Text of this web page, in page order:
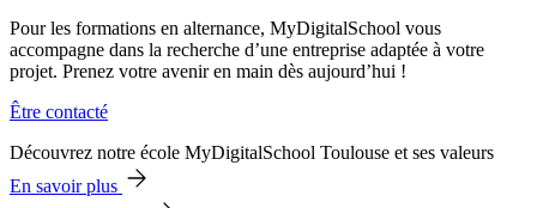
Pour les formations en alternance, MyDigitalSchool vous
accompagne dans la recherche d’une entreprise adaptée à votre
projet. Prenez votre avenir en main dès aujourd’hui !
Être contacté
Découvrez notre école MyDigitalSchool Toulouse et ses valeurs
En savoir plus